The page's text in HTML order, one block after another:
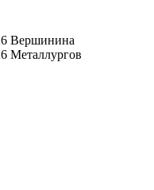
Вершинина
Металлургов